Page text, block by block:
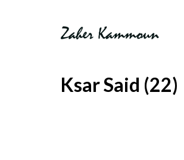
Ksar Said (22)